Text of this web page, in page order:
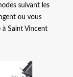
suivant les
ou vous
à Saint Vincent